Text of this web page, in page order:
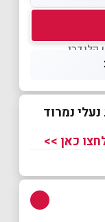
כאן >>